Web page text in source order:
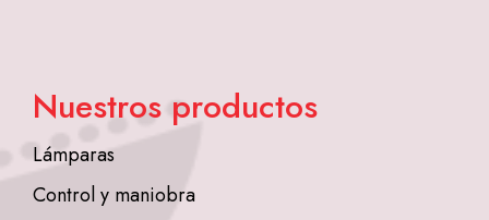
Nuestros productos
Lámparas
Control y maniobra